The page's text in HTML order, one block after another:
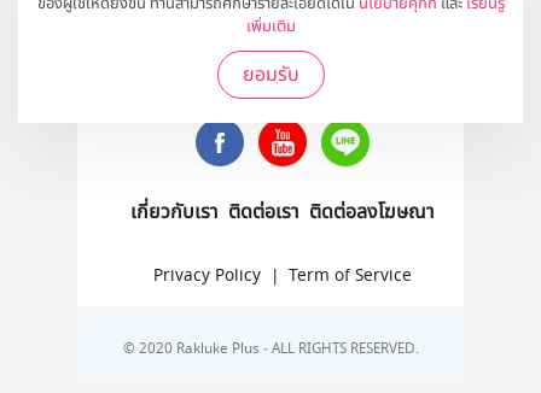
เพิ่มเติม
ยอมรับ
ติดตามเราได้ที่
เกี่ยวกับเรา ติดต่อเรา ติดต่อลงโฆษณา
Privacy Policy | Term of Service
© 2020 Rakluke Plus - ALL RIGHTS RESERVED.